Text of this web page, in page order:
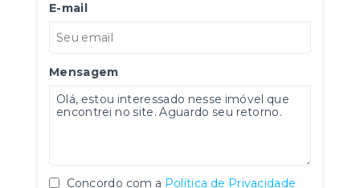
E-mail
Mensagem
Concordo com a Política de Privacidade